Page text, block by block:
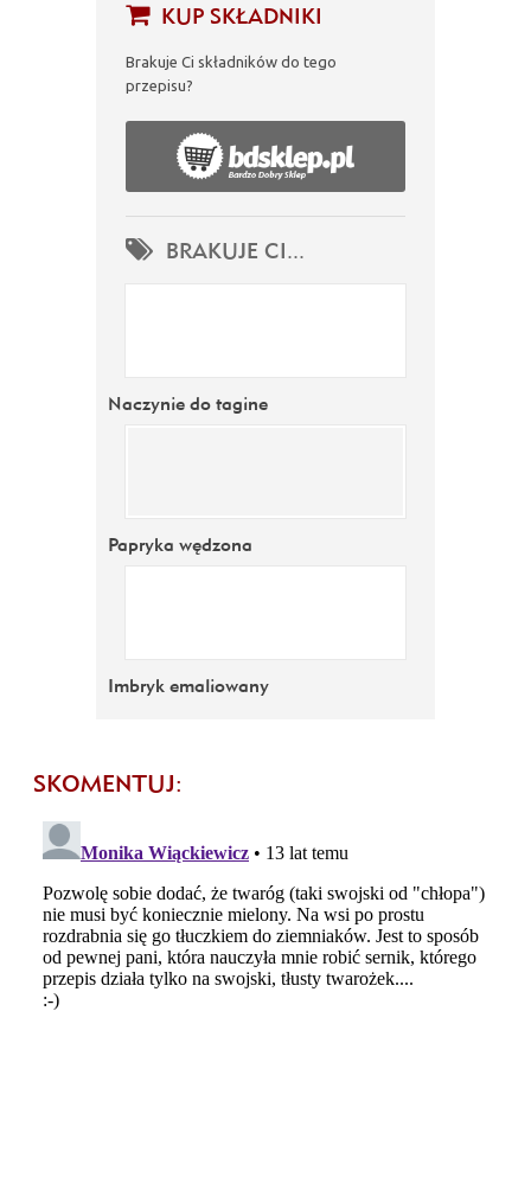
KUP SKŁADNIKI
Brakuje Ci składników do tego
przepisu?
BRAKUJE CI...
Naczynie do tagine
Papryka wędzona
Imbryk emaliowany
SKOMENTUJ: